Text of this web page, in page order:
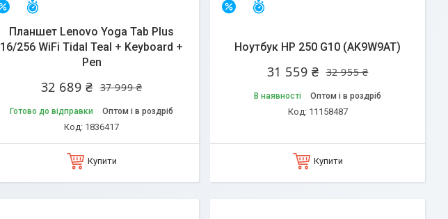
–14%
Планшет Lenovo Yoga Tab Plus
16/256 WiFi Tidal Teal + Keyboard +
Pen
37 999 ₴
32 689 ₴
Готово до відправки Оптом і в роздріб
1836417
Купити
–4%
Ноутбук HP 250 G10 (AK9W9AT)
32 955 ₴
31 559 ₴
В наявності Оптом і в роздріб
11158487
Купити